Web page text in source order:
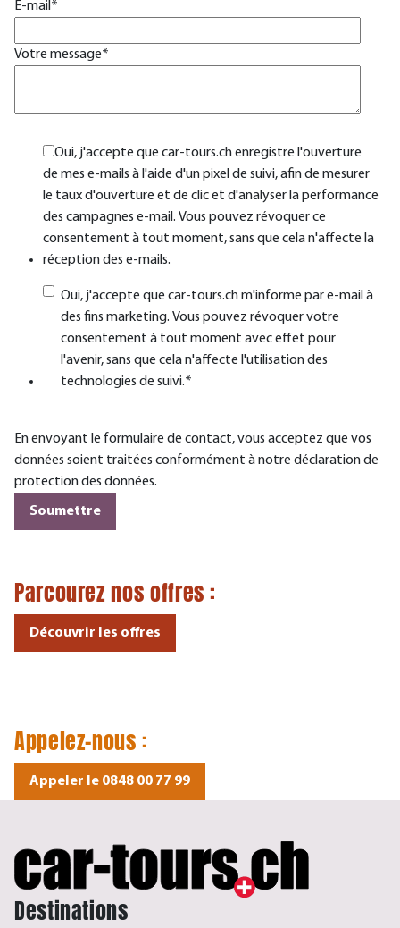
E-mail*
Votre message*
Oui, j'accepte que car-tours.ch enregistre l'ouverture
de mes e-mails à l'aide d'un pixel de suivi, afin de mesurer
le taux d'ouverture et de clic et d'analyser la performance
des campagnes e-mail. Vous pouvez révoquer ce
consentement à tout moment, sans que cela n'affecte la
réception des e-mails.
Oui, j'accepte que car-tours.ch m'informe par e-mail à
des fins marketing. Vous pouvez révoquer votre
consentement à tout moment avec effet pour
l'avenir, sans que cela n'affecte l'utilisation des
technologies de suivi.*
En envoyant le formulaire de contact, vous acceptez que vos
données soient traitées conformément à notre déclaration de
protection des données.
Parcourez nosoffres:
Découvrir les offres
Appelez-nous :
Appeler le 0848 00 77 99
Destinations